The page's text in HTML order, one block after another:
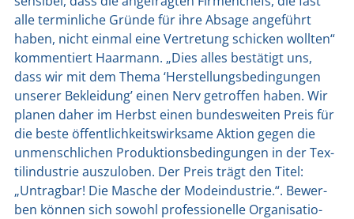
alle ter­min­li­che Grün­de für ihre Absa­ge ange­führt
haben, nicht ein­mal eine Ver­tre­tung schi­cken woll­ten“
kom­men­tiert Haar­mann. „Dies alles bestä­tigt uns,
dass wir mit dem The­ma ‘Her­stel­lungs­be­din­gun­gen
unse­rer Beklei­dung’ einen Nerv getrof­fen haben. Wir
pla­nen daher im Herbst einen bun­des­wei­ten Preis für
die bes­te öffent­lich­keits­wirk­sa­me Akti­on gegen die
unmensch­li­chen Pro­duk­ti­ons­be­din­gun­gen in der Tex­
til­in­dus­trie aus­zu­lo­ben. Der Preis trägt den Titel:
„Untrag­bar! Die Masche der Mode­indus­trie.“. Bewer­
ben kön­nen sich sowohl pro­fes­sio­nel­le Orga­ni­sa­tio­